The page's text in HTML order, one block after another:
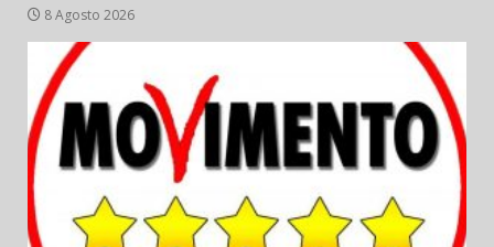
8 Agosto 2026